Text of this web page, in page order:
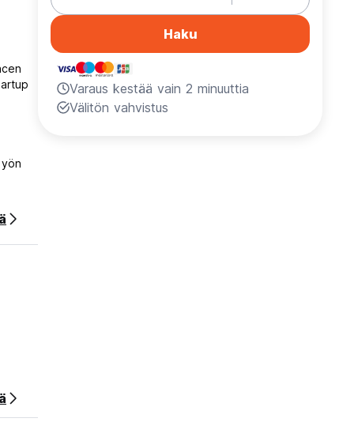
Haku
Varaus kestää vain 2 minuuttia
Välitön vahvistus